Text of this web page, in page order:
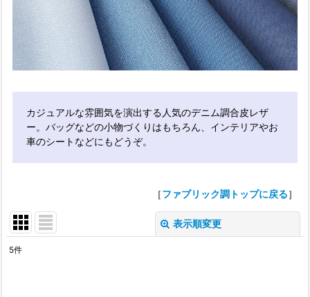
カジュアルな雰囲気を演出する人気のデニム調合皮レザ
ー。バッグなどの小物づくりはもちろん、インテリアやお
車のシートなどにもどうぞ。
［ファブリック調トップに戻る］
表示順変更
5件